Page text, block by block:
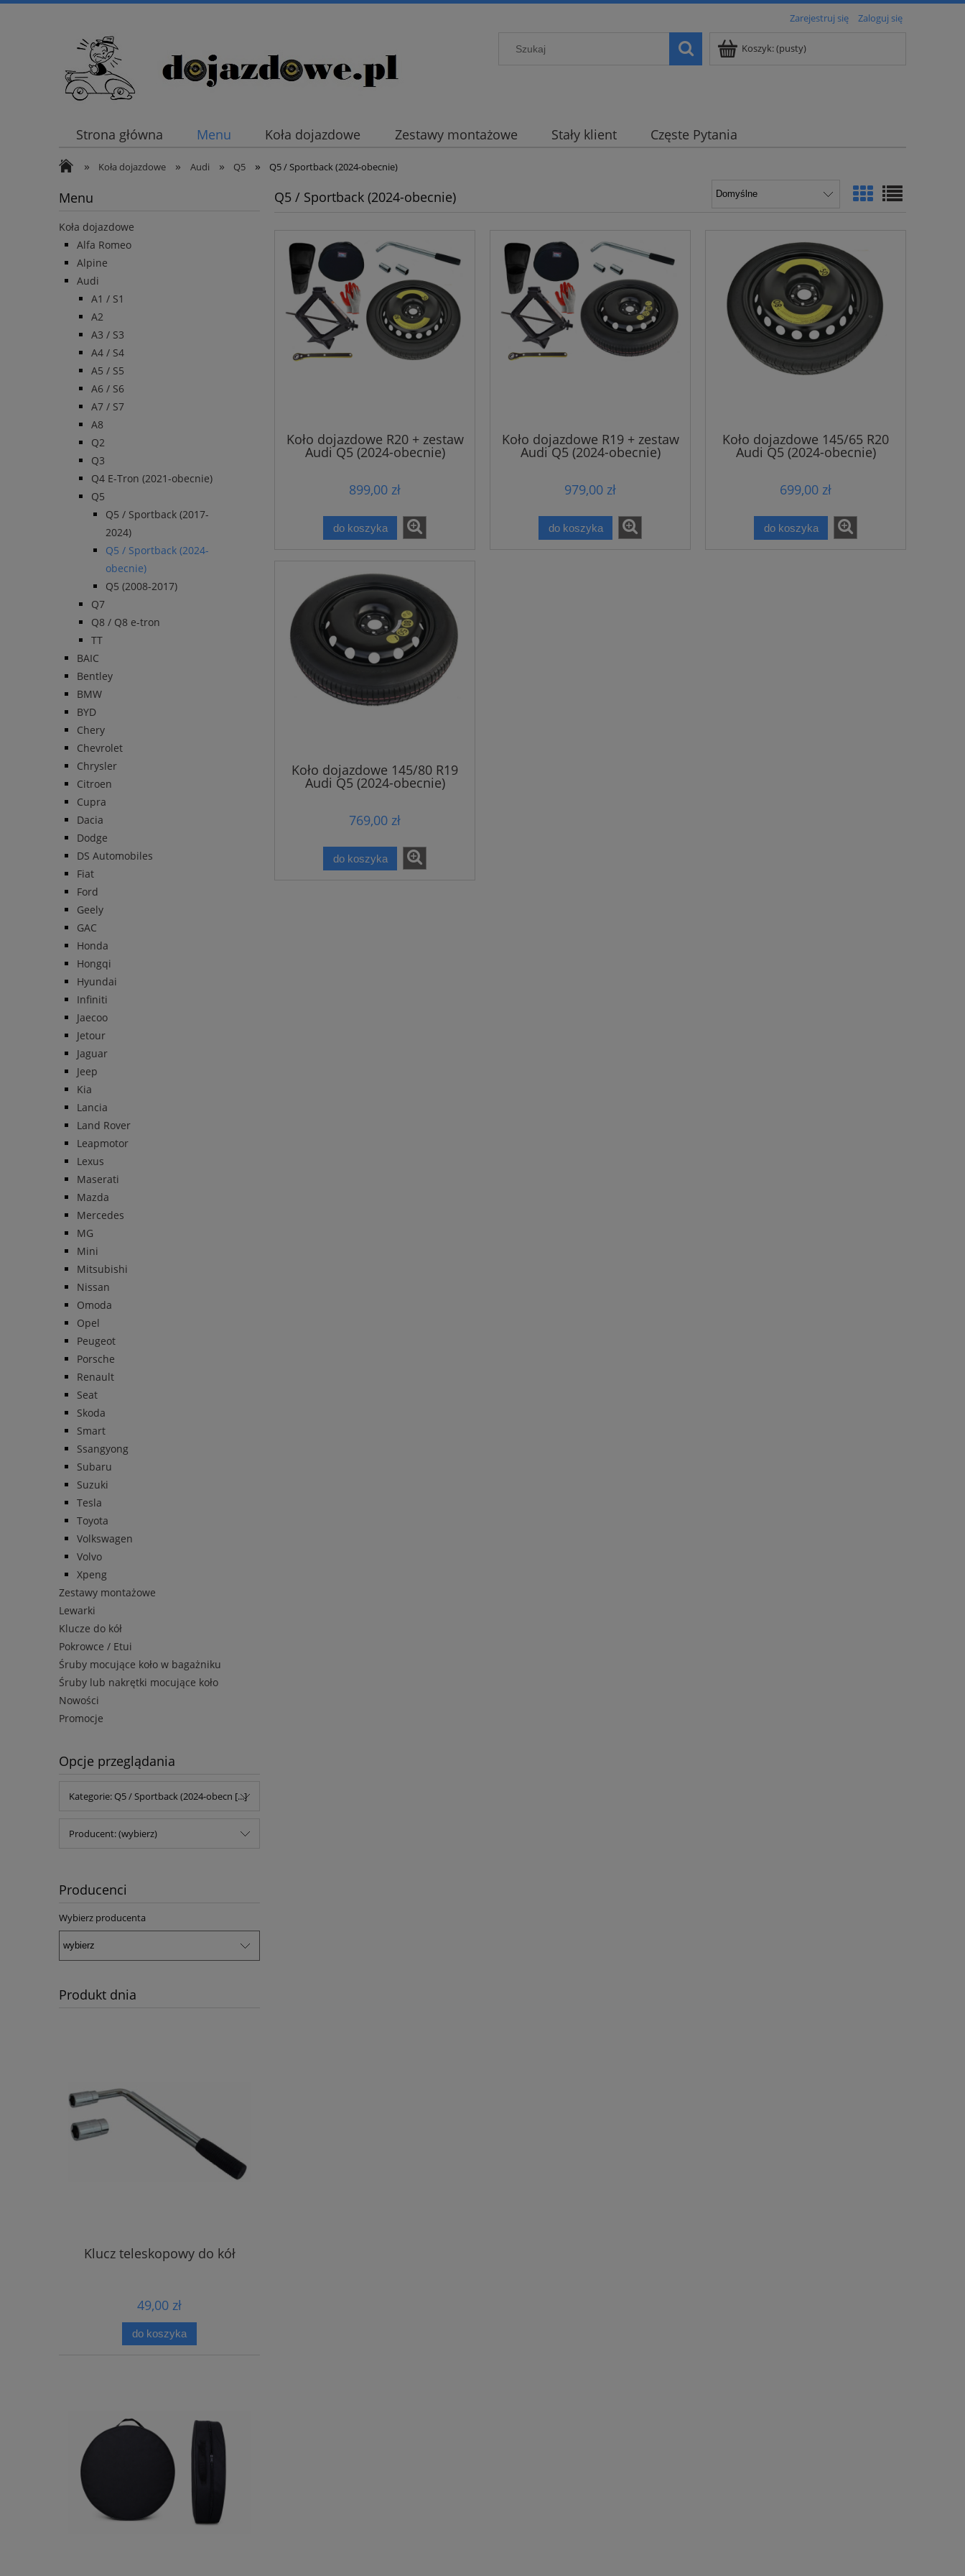
Zarejestruj się Zaloguj się
Koszyk:(pusty)
Strona główna Menu Koła dojazdowe Zestawy montażowe Stały klient Częste Pytania
» Koła dojazdowe » Audi » Q5 » Q5 / Sportback (2024-obecnie)
Menu
Koła dojazdowe
Alfa Romeo
Alpine
Audi
A1 / S1
A2
A3 / S3
A4 / S4
A5 / S5
A6 / S6
A7 / S7
A8
Q2
Q3
Q4 E-Tron (2021-obecnie)
Q5
Q5 / Sportback (2017-
2024)
Q5 / Sportback (2024-
obecnie)
Q5 (2008-2017)
Q7
Q8 / Q8 e-tron
TT
BAIC
Bentley
BMW
BYD
Chery
Chevrolet
Chrysler
Citroen
Cupra
Dacia
Dodge
DS Automobiles
Fiat
Ford
Geely
GAC
Honda
Hongqi
Hyundai
Infiniti
Jaecoo
Jetour
Jaguar
Jeep
Kia
Lancia
Land Rover
Leapmotor
Lexus
Maserati
Mazda
Mercedes
MG
Mini
Mitsubishi
Nissan
Omoda
Opel
Peugeot
Porsche
Renault
Seat
Skoda
Smart
Ssangyong
Subaru
Suzuki
Tesla
Toyota
Volkswagen
Volvo
Xpeng
Zestawy montażowe
Lewarki
Klucze do kół
Pokrowce / Etui
Śruby mocujące koło w bagażniku
Śruby lub nakrętki mocujące koło
Nowości
Promocje
Opcje przeglądania
Kategorie: Q5 / Sportback (2024-obecn [...]
Producent: (wybierz)
Producenci
Wybierz producenta
Produkt dnia
Klucz teleskopowy do kół
49,00 zł
do koszyka
Q5 / Sportback (2024-obecnie)
Koło dojazdowe R20 + zestaw
Audi Q5 (2024-obecnie)
899,00 zł
do koszyka
Koło dojazdowe R19 + zestaw
Audi Q5 (2024-obecnie)
979,00 zł
do koszyka
Koło dojazdowe 145/65 R20
Audi Q5 (2024-obecnie)
699,00 zł
do koszyka
Koło dojazdowe 145/80 R19
Audi Q5 (2024-obecnie)
769,00 zł
do koszyka